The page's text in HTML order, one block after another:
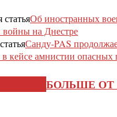
Об иностранных
войны на Днестре
Санду-PAS
кейсе амнистии опасных
БОЛЬШЕ ОТ